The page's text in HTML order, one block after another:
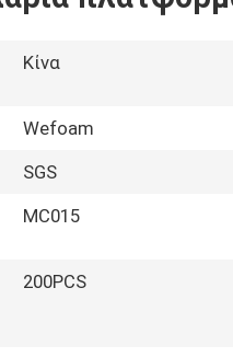
Κίνα
Wefoam
SGS
MC015
200PCS